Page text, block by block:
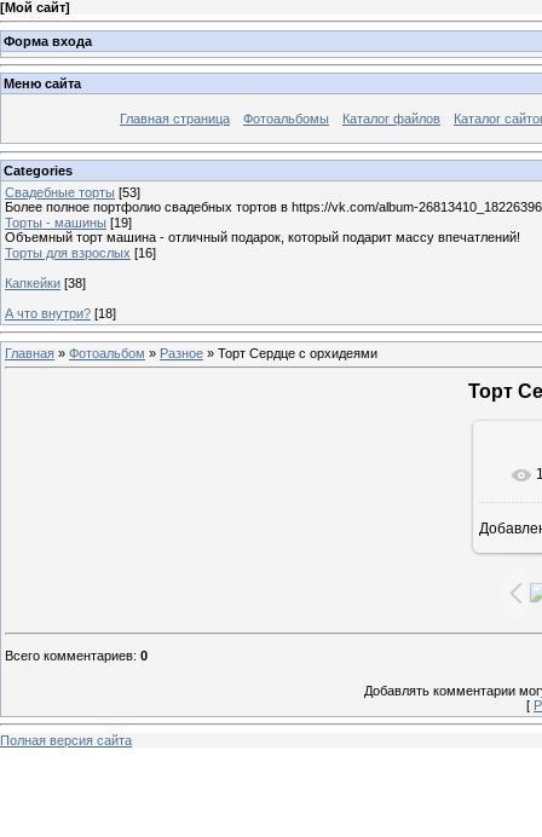
[Мой сайт]
Форма входа
Меню сайта
Главная страница Фотоальбомы Каталог файлов Каталог
Categories
Свадебные торты [53]
Более полное портфолио свадебных тортов в https://vk.com/album-
Торты - машины [19]
Объемный торт машина - отличный подарок, который подарит массу впечатлений!
Торты для взрослых [16]
Капкейки [38]
А что внутри? [18]
Главная » Фотоальбом » Разное » Торт Сердце с орхидеями
Торт
Всего комментариев: 0
Добавлять комментарии
[
Полная версия сайта